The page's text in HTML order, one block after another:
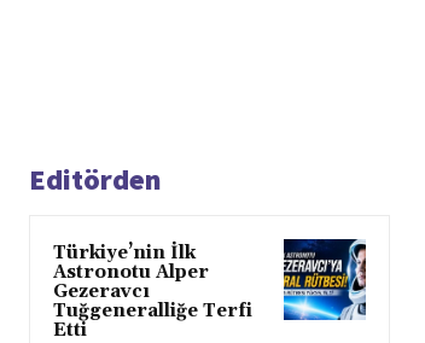
Editörden
Türkiye’nin İlk
Astronotu Alper
Gezeravcı
Tuğgeneralliğe Terfi
Etti